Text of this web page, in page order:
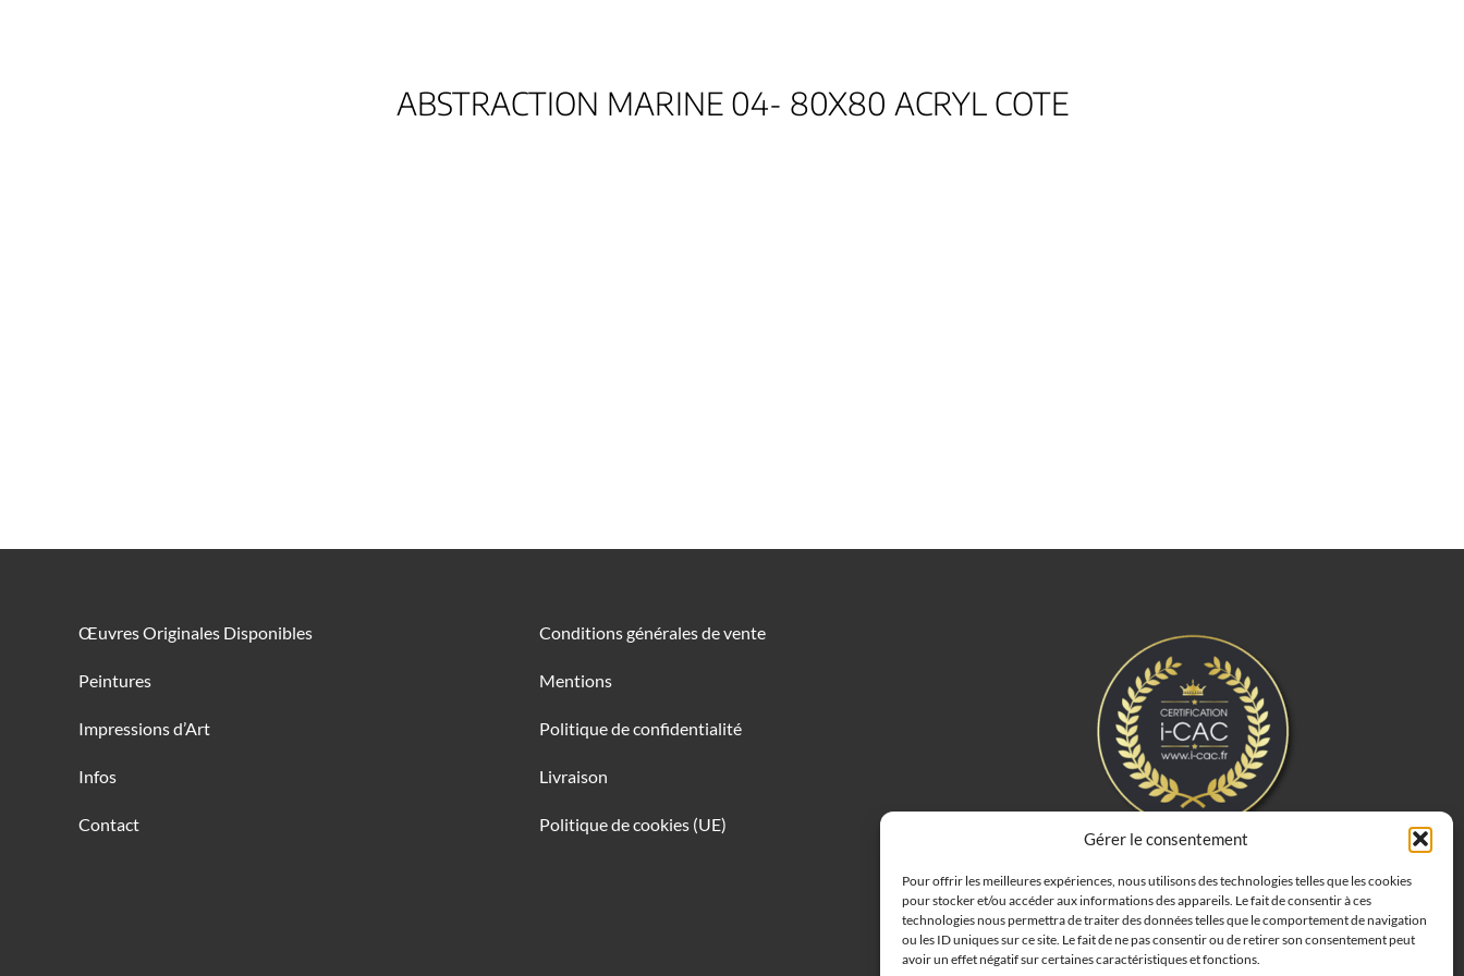
Gérer le consentement
Pour offrir les meilleures expériences, nous utilisons des technologies telles que les cookies
pour stocker et/ou accéder aux informations des appareils. Le fait de consentir à ces
technologies nous permettra de traiter des données telles que le comportement de navigation
ou les ID uniques sur ce site. Le fait de ne pas consentir ou de retirer son consentement peut
avoir un effet négatif sur certaines caractéristiques et fonctions.
ABSTRACTION MARINE 04- 80X80 ACRYL COTE
Œuvres Originales Disponibles
Peintures
Impressions d’Art
Infos
Contact
Conditions générales de vente
Mentions
Politique de confidentialité
Livraison
Politique de cookies (UE)